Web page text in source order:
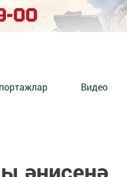
Видео
әнисенә